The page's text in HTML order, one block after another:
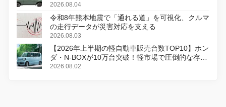
2026.08.04
令和8年熊本地震で「通れる道」を可視化、クルマ
の走行データが災害対応を支える
2026.08.03
【2026年上半期の軽自動車販売台数TOP10】ホン
ダ・N-BOXが10万台突破！軽市場で圧倒的な存在
感
2026.08.02